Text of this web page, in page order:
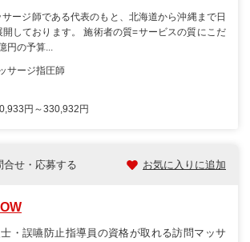
ージ師である代表のもと、北海道から沖縄まで日
しております。 施術者の質=サービスの質にこだ
円の予算...
サージ指圧師
円～330,932円
合せ・応募する お気に入りに追加
・誤嚥防止指導員の資格が取れる訪問マッサ